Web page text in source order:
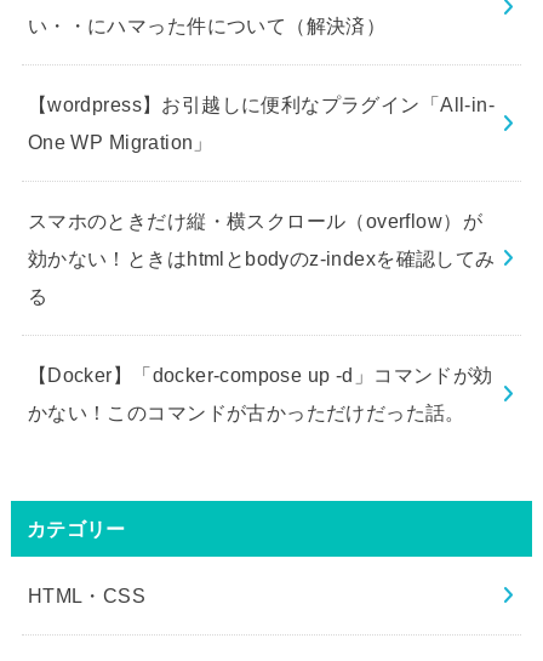
い・・にハマった件について（解決済）
【wordpress】お引越しに便利なプラグイン「All-in-
One WP Migration」
スマホのときだけ縦・横スクロール（overflow）が
効かない！ときはhtmlとbodyのz-indexを確認してみ
る
【Docker】「docker-compose up -d」コマンドが効
かない！このコマンドが古かっただけだった話。
カテゴリー
HTML・CSS